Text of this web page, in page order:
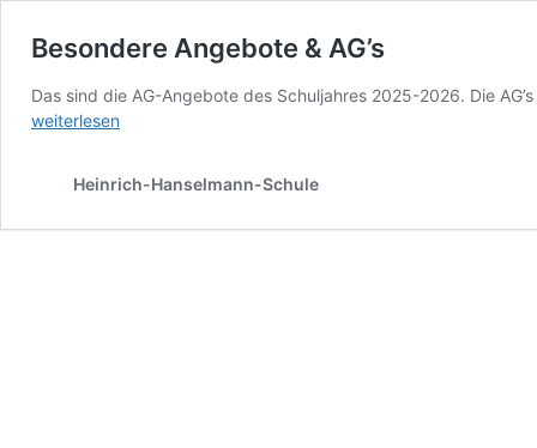
Besondere Angebote & AG’s
Das sind die AG-Angebote des Schuljahres 2025-2026. Die
weiterlesen
Heinrich-Hanselmann-Schule